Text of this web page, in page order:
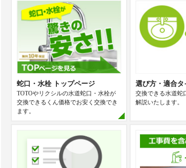
蛇口・水栓 トップページ
TOTOやリクシルの水道蛇口・水栓が
交換できるくん価格でお安く交換でき
ます。
選び方・適合タ
交換できる水道蛇
解説いたします。